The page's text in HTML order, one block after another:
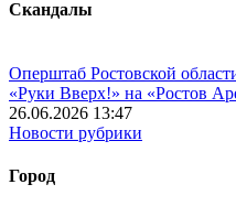
Скандалы
Оперштаб Ростовской
«Руки Вверх!» на «Ростов
26.06.2026 13:47
Новости рубрики
Город